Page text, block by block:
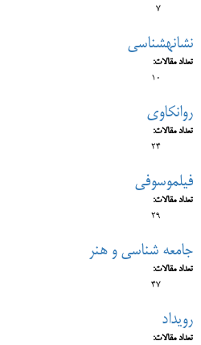
7
نشانه‎شناسی
تعداد مقالات:
10
روانکاوی
تعداد مقالات:
24
فیلموسوفی
تعداد مقالات:
29
جامعه شناسی و هنر
تعداد مقالات:
47
رویداد
تعداد مقالات: